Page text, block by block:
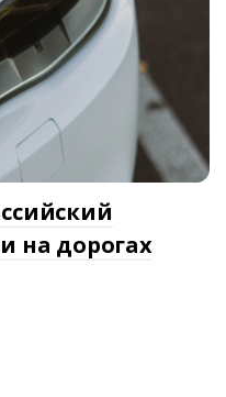
на дорогах